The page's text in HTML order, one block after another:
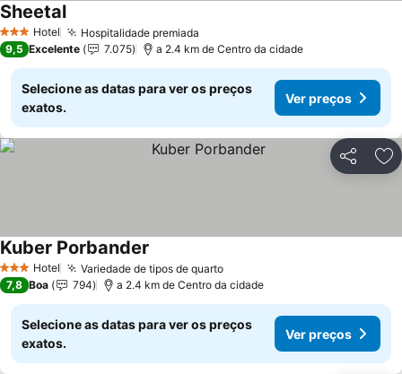
3 EstrelasHotel Hospitalidade premiada
Sheetal
9,5 Excelente 7.075 a 2.4 km de Centro da cidade
Selecione as datas para ver os preços
exatos.
Ver preços
Partilhar
3 EstrelasHotel Variedade de tipos de quarto
Kuber Porbander
7,8 Boa 794 a 2.4 km de Centro da cidade
Selecione as datas para ver os preços
exatos.
Ver preços